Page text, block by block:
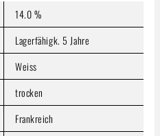
Wert ein oder
Warenkorb
14.0 %
Lagerfähigk. 5 Jahre
Weiss
trocken
Frankreich